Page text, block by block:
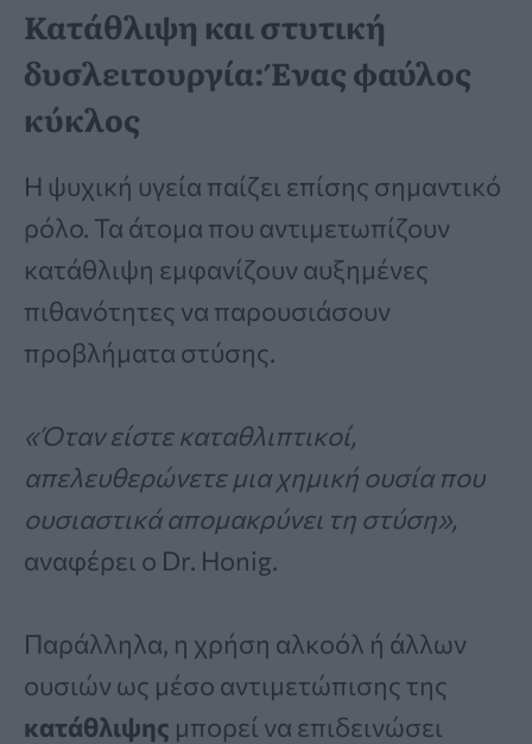
Κατάθλιψη και στυτική
δυσλειτουργία: Ένας φαύλος
κύκλος
Η ψυχική υγεία παίζει επίσης σημαντικό
ρόλο. Τα άτομα που αντιμετωπίζουν
κατάθλιψη εμφανίζουν αυξημένες
πιθανότητες να παρουσιάσουν
προβλήματα στύσης.
«Όταν είστε καταθλιπτικοί,
απελευθερώνετε μια χημική ουσία που
ουσιαστικά απομακρύνει τη στύση»,
αναφέρει ο Dr. Honig.
Παράλληλα, η χρήση αλκοόλ ή άλλων
ουσιών ως μέσο αντιμετώπισης της
κατάθλιψης μπορεί να επιδεινώσει